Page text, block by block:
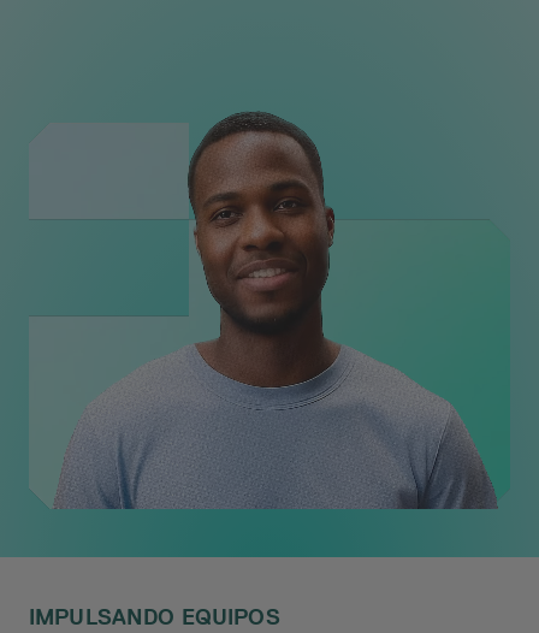
IMPULSANDO EQUIPOS